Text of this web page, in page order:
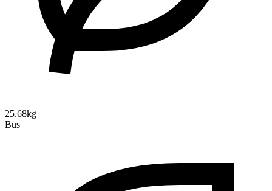
25.68kg
Bus